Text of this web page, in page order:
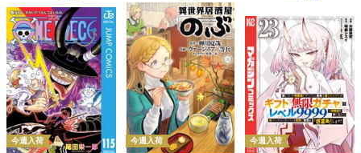
今週入荷 今週入荷 今週入荷